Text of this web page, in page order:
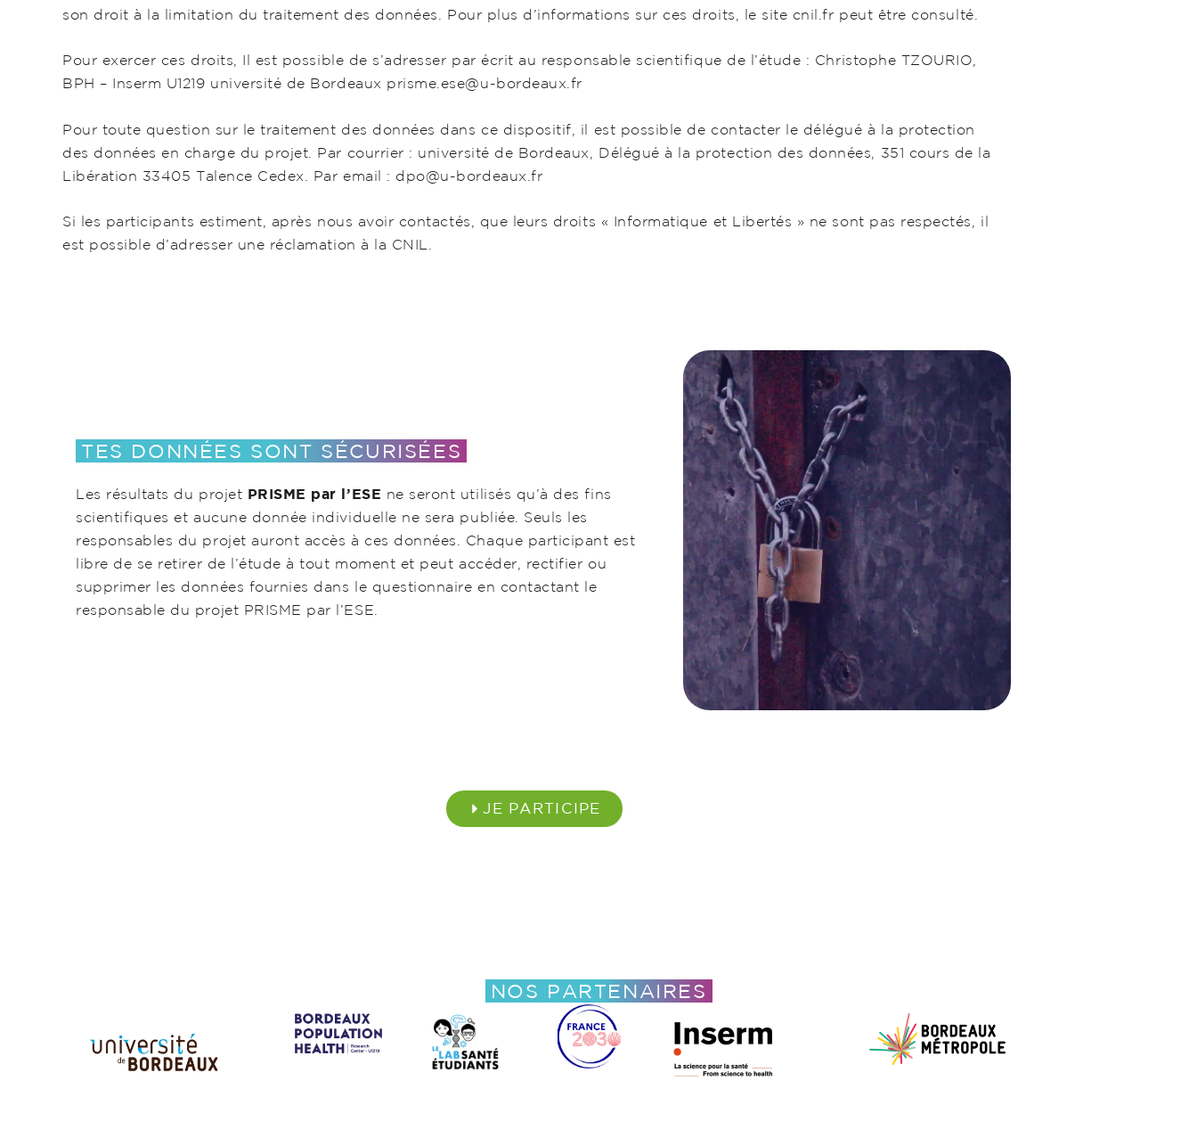
son droit à la limitation du traitement des données. Pour plus d’informations sur ces droits, le site cnil.fr peut être consulté.
Pour exercer ces droits, Il est possible de s’adresser par écrit au responsable scientifique de l’étude : Christophe TZOURIO,
BPH – Inserm U1219 université de Bordeaux prisme.ese@u-bordeaux.fr
Pour toute question sur le traitement des données dans ce dispositif, il est possible de contacter le délégué à la protection
des données en charge du projet. Par courrier : université de Bordeaux, Délégué à la protection des données, 351 cours de la
Libération 33405 Talence Cedex. Par email : dpo@u-bordeaux.fr
Si les participants estiment, après nous avoir contactés, que leurs droits « Informatique et Libertés » ne sont pas respectés, il
est possible d’adresser une réclamation à la CNIL.
TES DONNÉES SONT SÉCURISÉES
Les résultats du projet PRISME par l’ESE ne seront utilisés qu’à des fins
scientifiques et aucune donnée individuelle ne sera publiée. Seuls les
responsables du projet auront accès à ces données. Chaque participant est
libre de se retirer de l’étude à tout moment et peut accéder, rectifier ou
supprimer les données fournies dans le questionnaire en contactant le
responsable du projet PRISME par l’ESE.
JE PARTICIPE
NOS PARTENAIRES